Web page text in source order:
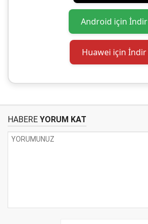
Android için İndir
Huawei için İndir
HABERE YORUM KAT